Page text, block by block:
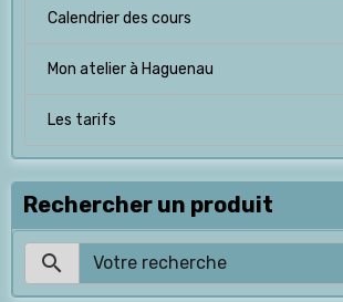
Calendrier des cours
Mon atelier à Haguenau
Les tarifs
Rechercher un produit